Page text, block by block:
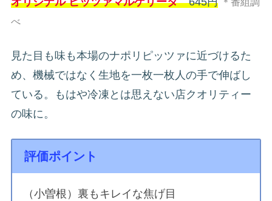
べ
見た目も味も本場のナポリピッツァに近づけるた
め、機械ではなく生地を一枚一枚人の手で伸ばし
ている。もはや冷凍とは思えない店クオリティー
の味に。
評価ポイント
（小曽根）裏もキレイな焦げ目